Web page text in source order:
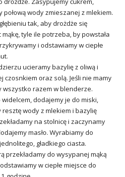
połową wody zmieszanej z mlekiem.
tak, aby drożdże się
mąkę, tyle ile potrzeba, by powstała
i odstawiamy w ciepłe
ucieramy bazylię z oliwą i
czosnkiem oraz solą. Jeśli nie mamy
wszystko razem w blenderze.
dodajemy je do miski,
wody z mlekiem i bazylię
na stolnicę i zaczynamy
masło. Wyrabiamy do
gładkiego ciasta.
do wysypanej mąką
w ciepłe miejsce do